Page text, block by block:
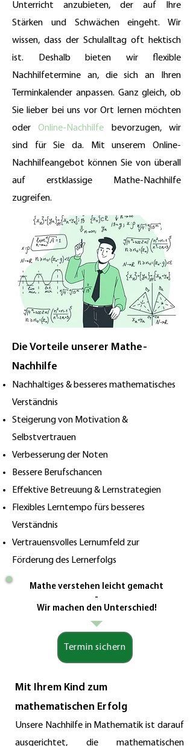
Unterricht anzubieten, der auf Ihre
Stärken und Schwächen eingeht. Wir
wissen, dass der Schulalltag oft hektisch
ist. Deshalb bieten wir flexible
Nachhilfetermine an, die sich an Ihren
Terminkalender anpassen. Ganz gleich, ob
Sie lieber bei uns vor Ort lernen möchten
oderOnline-Nachhilfe bevorzugen, wir
sind für Sie da. Mit unserem Online-
Nachhilfeangebot können Sie von überall
auf erstklassige Mathe-Nachhilfe
zugreifen.
Die Vorteile unserer Mathe-
Nachhilfe
Nachhaltiges & besseres mathematisches
Verständnis
Steigerung von Motivation &
Selbstvertrauen
Verbesserung der Noten
Bessere Berufschancen
Effektive Betreuung & Lernstrategien
Flexibles Lerntempo fürs besseres
Verständnis
Vertrauensvolles Lernumfeld zur
Förderung des Lernerfolgs
Mathe verstehen leicht gemacht
-
Wir machen den Unterschied!
Termin sichern
Mit Ihrem Kind zum
mathematischen Erfolg
Unsere Nachhilfe in Mathematik ist darauf
ausgerichtet, die mathematischen